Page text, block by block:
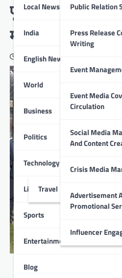
Local News
India
English News
World
Business
Politics
Technology
Lifestyle
Travel
Sports
Entertainment
Blog
Public Relation
Press Release
Writing
Event
Event Media
Circulation
Social Media
And Content
Crisis Media
Advertisement
Promotional
Influencer
पूर्व भारतीय
मौजूद
February 14, 2026
अनुभवी भारतीय
विक्टर अमलराज ने